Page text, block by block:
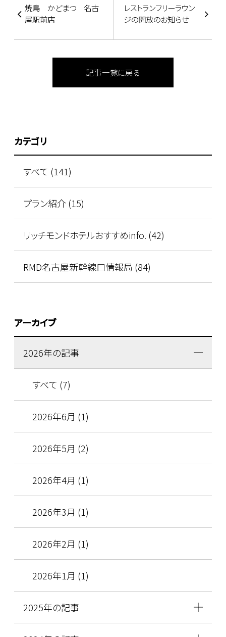
焼鳥 かどまつ 名古
屋駅前店
レストランフリーラウン
ジの開放のお知らせ
記事一覧に戻る
カテゴリ
すべて (141)
プラン紹介 (15)
リッチモンドホテルおすすめinfo. (42)
RMD名古屋新幹線口情報局 (84)
アーカイブ
2026年の記事
すべて (7)
2026年6月 (1)
2026年5月 (2)
2026年4月 (1)
2026年3月 (1)
2026年2月 (1)
2026年1月 (1)
2025年の記事